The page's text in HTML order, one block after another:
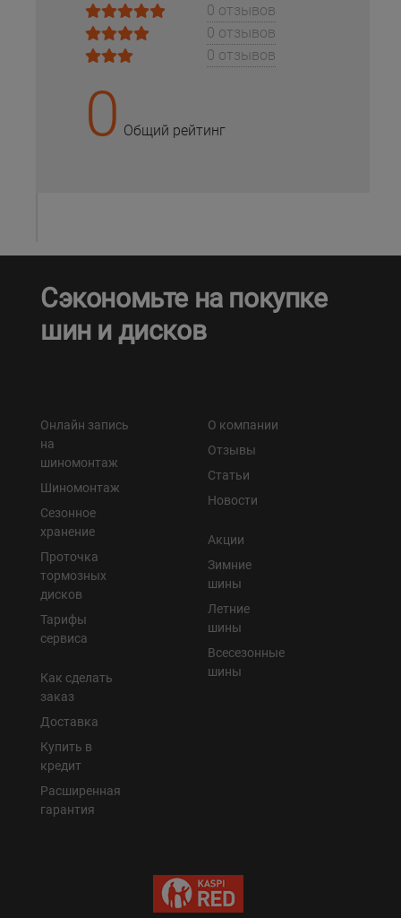
0 отзывов
0 отзывов
0 отзывов
0 Общий рейтинг
Сэкономьте на покупке
шин и дисков
Онлайн запись
на
шиномонтаж
Шиномонтаж
Сезонное
хранение
Проточка
тормозных
дисков
Тарифы
сервиса
Как сделать
заказ
Доставка
Купить в
кредит
Расширенная
гарантия
О компании
Отзывы
Статьи
Новости
Акции
Зимние
шины
Летние
шины
Всесезонные
шины